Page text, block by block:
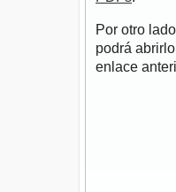
Por otro
podrá
enlace